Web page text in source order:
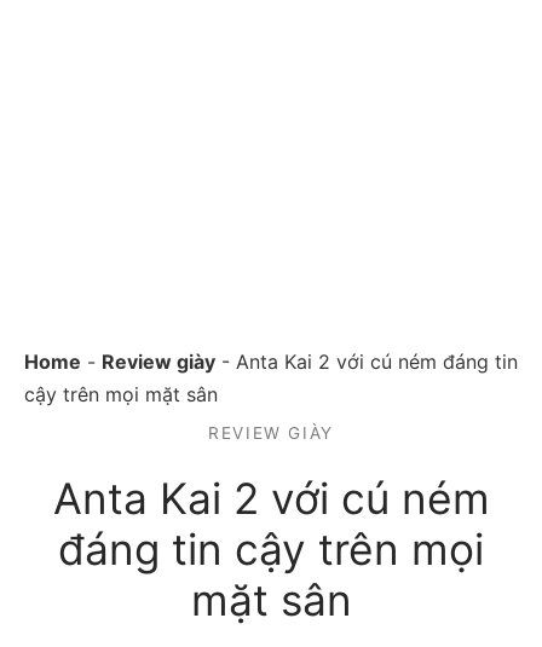
Home - Review giày - Anta Kai 2 với cú ném đáng tin
cậy trên mọi mặt sân
REVIEW GIÀY
Anta Kai 2 với cú ném
đáng tin cậy trên mọi
mặt sân